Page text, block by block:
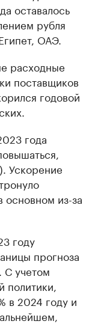
оставалось
рубля
ОАЭ.
расходные
поставщиков
годовой
года
Ускорение
основном из-за
году
прогноза
С учетом
в 2024 году и